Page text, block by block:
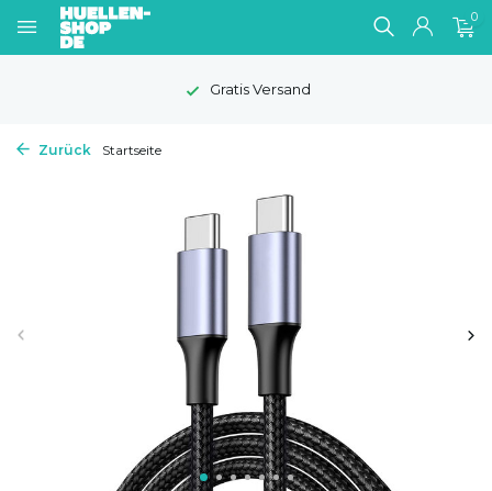
0
Gratis Versand
Zurück Startseite